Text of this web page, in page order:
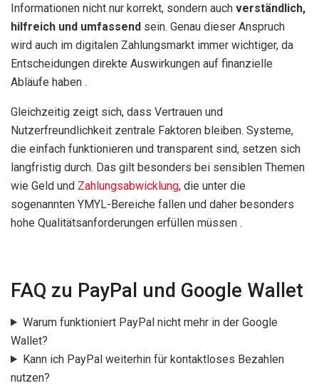
Informationen nicht nur korrekt, sondern auch verständlich,
hilfreich und umfassend sein. Genau dieser Anspruch
wird auch im digitalen Zahlungsmarkt immer wichtiger, da
Entscheidungen direkte Auswirkungen auf finanzielle
Abläufe haben .
Gleichzeitig zeigt sich, dass Vertrauen und
Nutzerfreundlichkeit zentrale Faktoren bleiben. Systeme,
die einfach funktionieren und transparent sind, setzen sich
langfristig durch. Das gilt besonders bei sensiblen Themen
wie Geld und Zahlungsabwicklung, die unter die
sogenannten YMYL-Bereiche fallen und daher besonders
hohe Qualitätsanforderungen erfüllen müssen .
FAQ zu PayPal und Google Wallet
Warum funktioniert PayPal nicht mehr in der Google
Wallet?
Kann ich PayPal weiterhin für kontaktloses Bezahlen
nutzen?